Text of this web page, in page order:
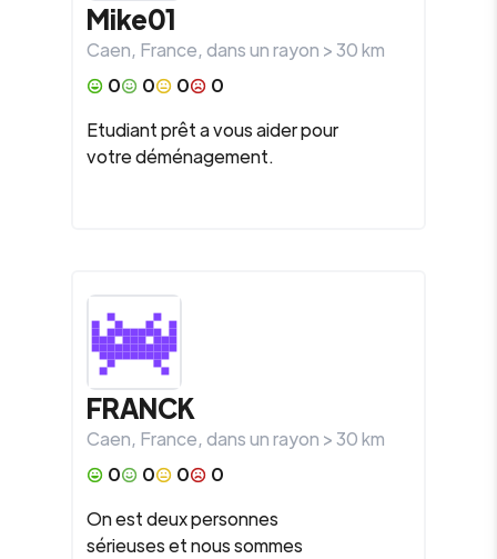
Mike01
Caen, France, dans un rayon >30km
0
0 0
0
Etudiant prêt a vous aider pour
votre déménagement.
FRANCK
Caen, France, dans un rayon >30km
0
0 0
0
On est deux personnes
sérieuses et nous sommes